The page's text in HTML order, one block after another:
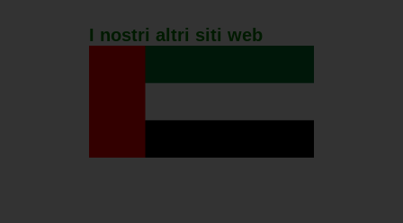
I nostri altri siti web